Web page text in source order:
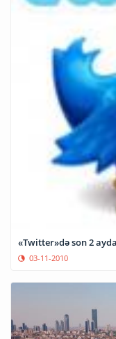
«Twitter»də son 2
03-11-2010